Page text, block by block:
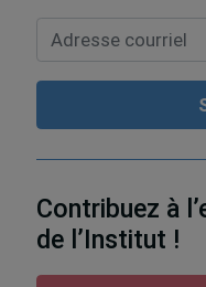
Contribuez à
de l’Institut !